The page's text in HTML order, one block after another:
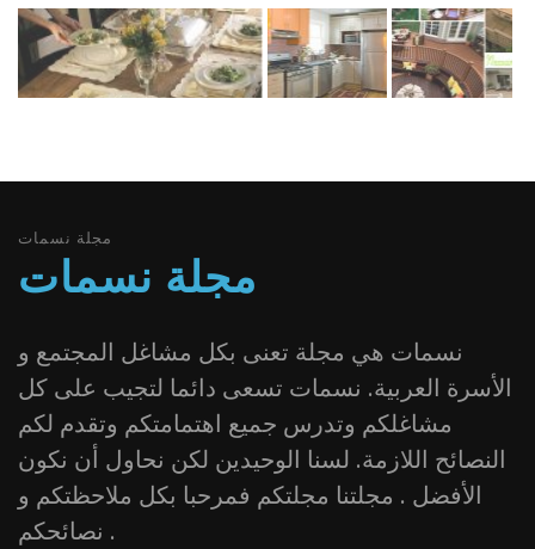
مجلة نسمات
مجلة نسمات
نسمات هي مجلة تعنى بكل مشاغل المجتمع و
الأسرة العربية. نسمات تسعى دائما لتجيب على كل
مشاغلكم وتدرس جميع اهتمامتكم وتقدم لكم
النصائح اللازمة. لسنا الوحيدين لكن نحاول أن نكون
الأفضل . مجلتنا مجلتكم فمرحبا بكل ملاحظتكم و
نصائحكم .